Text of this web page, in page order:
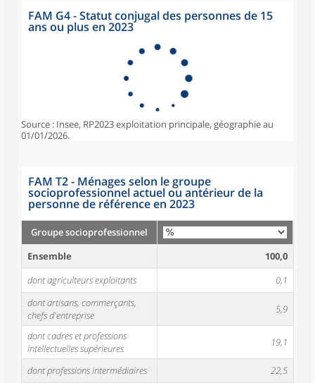
FAM G4 - Statut conjugal des personnes de 15
ans ou plus en 2023
Source : Insee, RP2023 exploitation principale, géographie au
01/01/2026.
FAM T2 - Ménages selon le groupe
socioprofessionnel actuel ou antérieur de la
personne de référence en 2023
Groupe socioprofessionnel
Ensemble
100,0
dont agriculteurs exploitants
0,1
dont artisans, commerçants,
chefs d'entreprise
5,9
dont cadres et professions
intellectuelles supérieures
19,1
dont professions intermédiaires
22,5